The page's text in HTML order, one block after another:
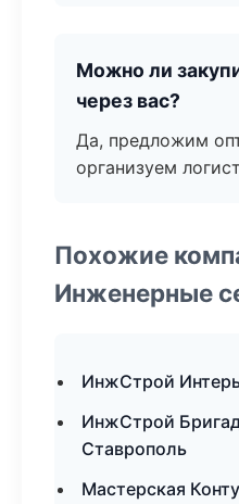
Можно ли
через вас?
Да, предложим
организуем
Похожие
Инженерные
ИнжСтрой
ИнжСтрой
Ставрополь
Мастерская